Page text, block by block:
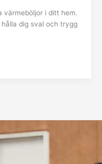
värmeböljor i ditt hem.
dig sval och trygg